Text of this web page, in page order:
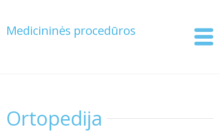
Medicininės procedūros
Ortopedija